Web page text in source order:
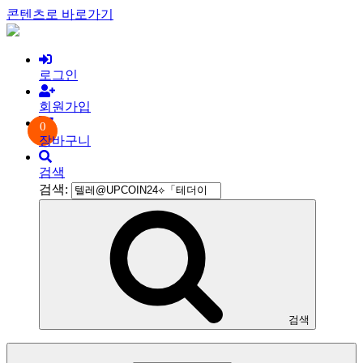
콘텐츠로 바로가기
로그인
회원가입
0
장바구니
검색
검색:
검색